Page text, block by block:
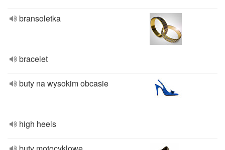
bransoletka
bracelet
buty na wysokim obcasie
high heels